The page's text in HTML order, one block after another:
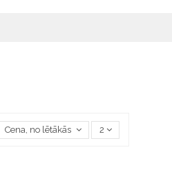
Cena, no lētākās uz dārgāko
2